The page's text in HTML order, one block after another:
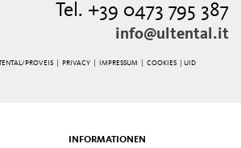
Tel. +39 0473 795 387
info@ultental.it
PROVEIS | PRIVACY IMPRESSUM |COOKIES
| UID
INFORMATIONEN